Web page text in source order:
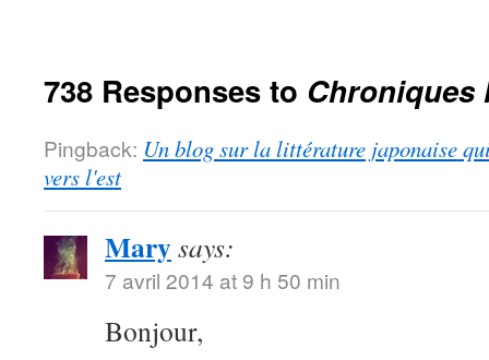
738 Responses to Chroniques
Pingback: Un blog sur la littérature japonaise
vers l'est
Marysays:
7 avril 2014 at 9 h 50 min
Bonjour,